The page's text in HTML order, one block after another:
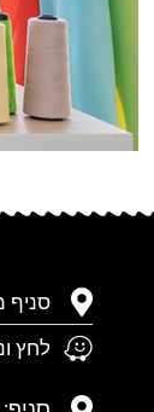
סניף
לחץ